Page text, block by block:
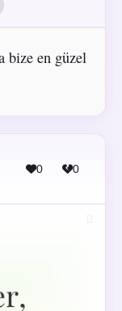
bize en güzel
0 0